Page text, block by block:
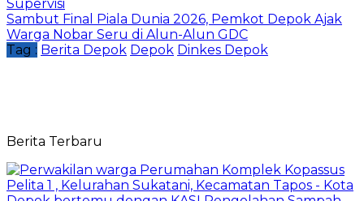
Supervisi
Sambut Final Piala Dunia 2026, Pemkot Depok Ajak
Warga Nobar Seru di Alun-Alun GDC
Tag : Berita Depok Depok Dinkes Depok
Berita Terbaru